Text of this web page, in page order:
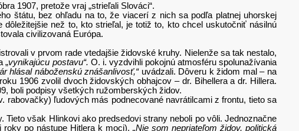
1907, pretože vraj „strieľali Slováci“.
štátu, bez ohľadu na to, že viacerí z nich sa podľa platnej uhorskej
než to, kto strieľal, je totiž to, kto chcel uskutočniť násilnú
civilizovaná Európa.
v prvom rade vtedajšie židovské kruhy. Nielenže sa tak nestalo,
„vynikajúcu postavu“. O. i. vyzdvihli pokojnú atmosféru spolunažívania
hlásal náboženskú znášanlivosť,“uvádzali. Dôveru k židom mal – na
1906 zvolil dvoch židovských obhajcov – dr. Bihellera a dr. Hillera.
boli podpisy všetkých ružomberských židov.
ľudových más podnecované navrátilcami z frontu, tieto sa
však Hlinkovi ako predsedovi strany neboli po vôli. Jednoznačne
po nástupe Hitlera k moci). „Nie som nepriateľom židov, politická